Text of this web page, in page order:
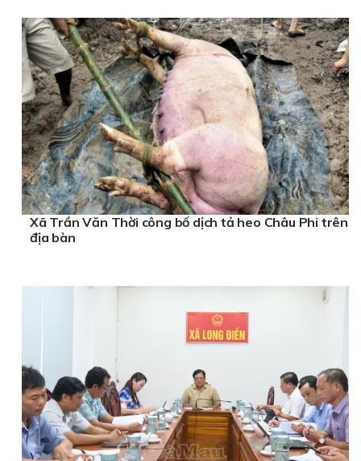
Xã Trần Văn Thời công bố dịch tả heo Châu Phi trên
địa bàn